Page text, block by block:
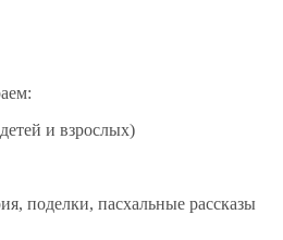
и взрослых)
поделки, пасхальные рассказы